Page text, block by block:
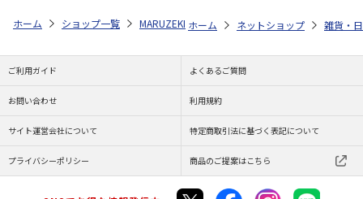
ホーム ショップ一覧 MARUZEKI カオル<KAORU>ローカルシリーズ
ホーム ネットショップ 雑貨・
ご利用ガイド よくあるご質問
お問い合わせ 利用規約
サイト運営会社について 特定商取引法に基づく表記について
プライバシーポリシー 商品のご提案はこちら